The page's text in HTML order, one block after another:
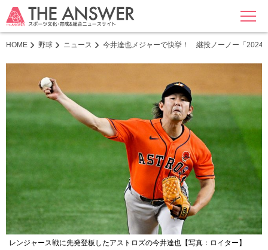
MENU
HOME 野球 ニュース 今井達也メジャーで快挙！ 継投ノーノー「2024
レンジャース戦に先発登板したアストロズの今井達也【写真：ロイター】